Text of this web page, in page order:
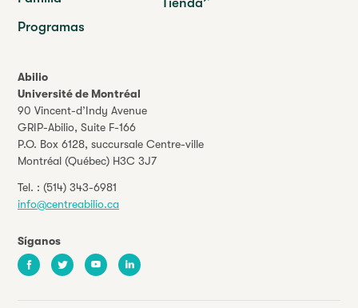
Abilio
Université de Montréal
90 Vincent-d’Indy Avenue
GRIP-Abilio, Suite F-166
P.O. Box 6128, succursale Centre-ville
Montréal (Québec) H3C 3J7
Tel. : (514) 343-6981
info@centreabilio.ca
Síganos
FacebookTwitter YoutubeLinkedIn
Programas